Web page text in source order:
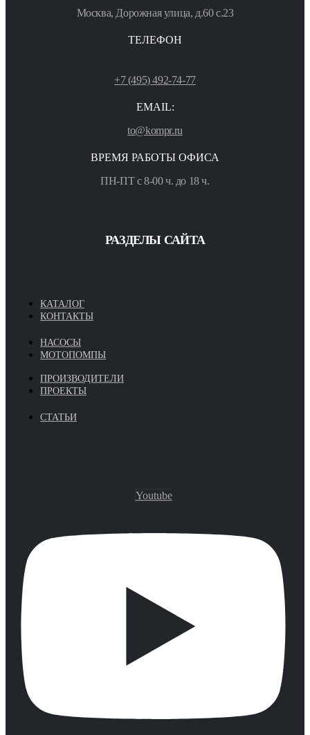
Москва, Дорожная улица, д.60 с.23
ТЕЛЕФОН
+7 (495) 492-74-77
EMAIL:
to@kompr.ru
ВРЕМЯ РАБОТЫ ОФИСА
ПН-ПТ с 8-00 ч. до 18 ч.
РАЗДЕЛЫ САЙТА
КАТАЛОГ
КОНТАКТЫ
НАСОСЫ
МОТОПОМПЫ
ПРОИЗВОДИТЕЛИ
ПРОЕКТЫ
СТАТЬИ
Youtube